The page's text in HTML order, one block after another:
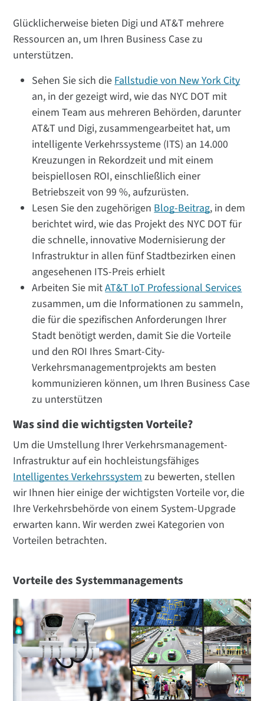
Glücklicherweise bieten Digi und AT&T mehrere
Ressourcen an, um Ihren Business Case zu
unterstützen.
Sehen Sie sich dieFallstudie von New York City
an, in der gezeigt wird, wie das NYC DOT mit
einem Team aus mehreren Behörden, darunter
AT&T und Digi, zusammengearbeitet hat, um
intelligente Verkehrssysteme (ITS) an 14.000
Kreuzungen in Rekordzeit und mit einem
beispiellosen ROI, einschließlich einer
Betriebszeit von 99 %, aufzurüsten.
Lesen Sie den zugehörigenBlog-Beitrag, in dem
berichtet wird, wie das Projekt des NYC DOT für
die schnelle, innovative Modernisierung der
Infrastruktur in allen fünf Stadtbezirken einen
angesehenen ITS-Preis erhielt
Arbeiten Sie mitAT&T IoT Professional Services
zusammen, um die Informationen zu sammeln,
die für die spezifischen Anforderungen Ihrer
Stadt benötigt werden, damit Sie die Vorteile
und den ROI Ihres Smart-City-
Verkehrsmanagementprojekts am besten
kommunizieren können, um Ihren Business Case
zu unterstützen
Was sind die wichtigsten Vorteile?
Um die Umstellung Ihrer Verkehrsmanagement-
Infrastruktur auf ein hochleistungsfähiges
Intelligentes Verkehrssystemzu bewerten, stellen
wir Ihnen hier einige der wichtigsten Vorteile vor, die
Ihre Verkehrsbehörde von einem System-Upgrade
erwarten kann. Wir werden zwei Kategorien von
Vorteilen betrachten.
Vorteile des Systemmanagements